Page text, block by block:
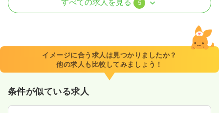
8:00～17:00
年間休日120日
4週8休以上 ブランク可
第二新卒可
すべての求人を見る 5
イメージに合う求人は見つかりましたか？
他の求人も比較してみましょう！
条件が似ている求人